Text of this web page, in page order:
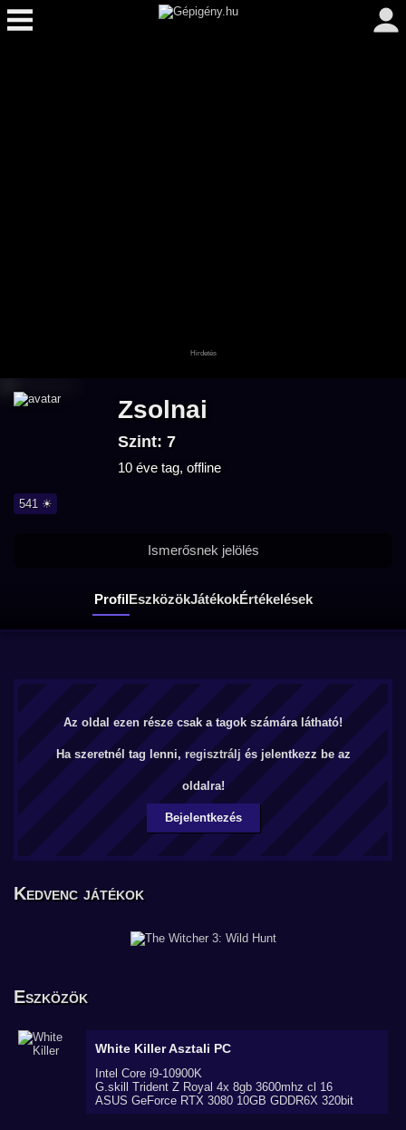
Zsolnai
Szint: 7
10 éve tag, offline
541 ☀
ProfilEszközökJátékokÉrtékelések
Ismerősnek jelölés
Az oldal ezen része csak a tagok számára látható!
Ha szeretnél tag lenni, regisztrálj és jelentkezz be az
oldalra!
Bejelentkezés
Kedvenc játékok
Eszközök
White KillerAsztali PC
Intel Core i9-10900K
G.skill Trident Z Royal 4x 8gb 3600mhz cl 16
ASUS GeForce RTX 3080 10GB GDDR6X 320bit